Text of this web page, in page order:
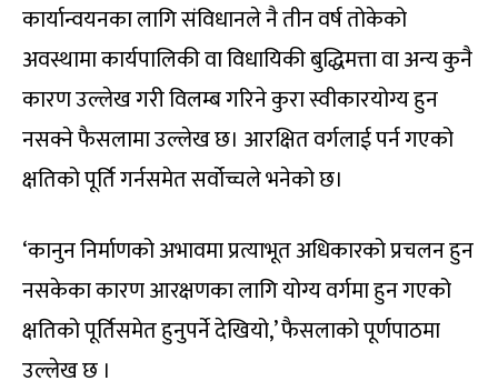
कार्यान्वयनका लागि संविधानले नै तीन वर्ष तोकेको
अवस्थामा कार्यपालिकी वा विधायिकी बुद्धिमत्ता वा अन्य कुनै
कारण उल्लेख गरी विलम्ब गरिने कुरा स्वीकारयोग्य हुन
नसक्ने फैसलामा उल्लेख छ। आरक्षित वर्गलाई पर्न गएको
क्षतिको पूर्ति गर्नसमेत सर्वोच्चले भनेको छ।
‘कानुन निर्माणको अभावमा प्रत्याभूत अधिकारको प्रचलन हुन
नसकेका कारण आरक्षणका लागि योग्य वर्गमा हुन गएको
क्षतिको पूर्तिसमेत हुनुपर्ने देखियो,’ फैसलाको पूर्णपाठमा
उल्लेख छ ।